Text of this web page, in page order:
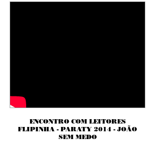
ENCONTRO COM LEITORES
FLIPINHA - PARATY 2014 - JOÃO
SEM MEDO